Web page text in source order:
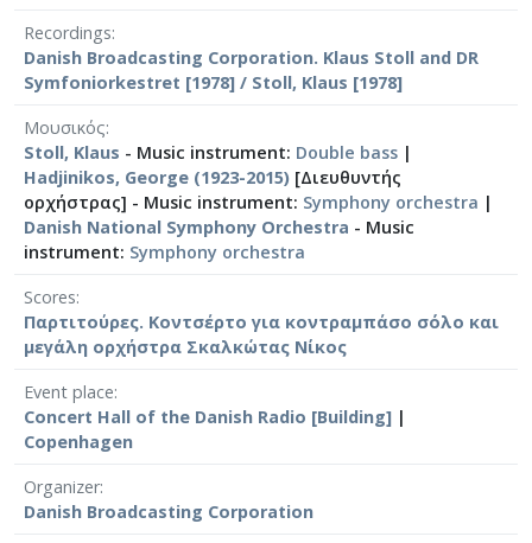
Recordings
Danish Broadcasting Corporation. Klaus Stoll and DR
Symfoniorkestret [1978] / Stoll, Klaus [1978]
Μουσικός
Stoll, Klaus - Music instrument: Double bass |
Hadjinikos, George (1923-2015) [Διευθυντής
ορχήστρας] - Music instrument: Symphony orchestra |
Danish National Symphony Orchestra - Music
instrument: Symphony orchestra
Scores
Παρτιτούρες. Κοντσέρτο για κοντραμπάσο σόλο και
μεγάλη ορχήστρα Σκαλκώτας Νίκος
Event place
Concert Hall of the Danish Radio [Building] |
Copenhagen
Organizer
Danish Broadcasting Corporation